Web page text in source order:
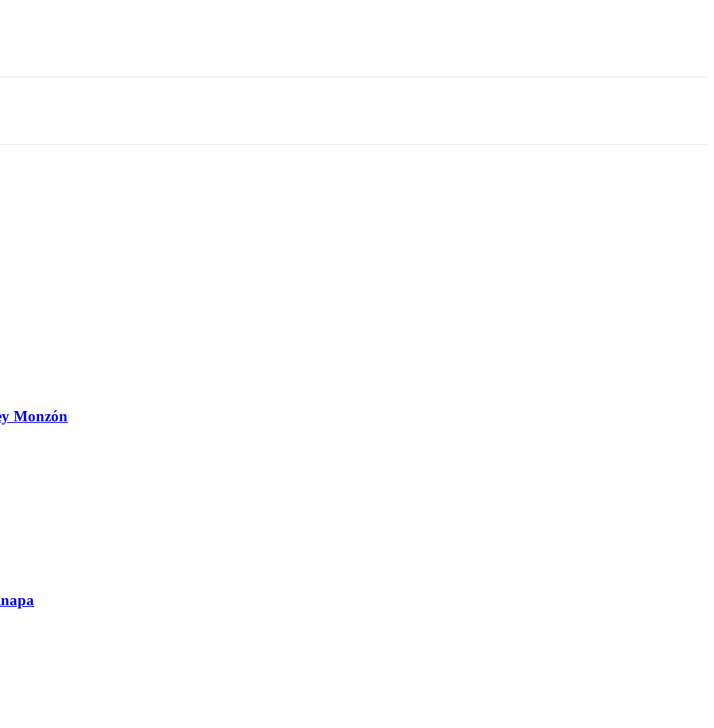
Monzón